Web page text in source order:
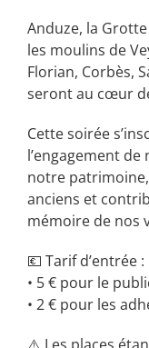
Anduze, la
les moulins de
Florian, Corbès,
seront au cœur
Cette soirée
l’engagement
notre
anciens et
mémoire de nos
💶 Tarif d’entrée :
• 5 € pour le
• 2 € pour les